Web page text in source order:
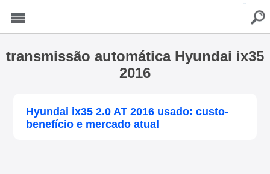
transmissão automática Hyundai ix35
2016
Hyundai ix35 2.0 AT 2016 usado: custo-
benefício e mercado atual